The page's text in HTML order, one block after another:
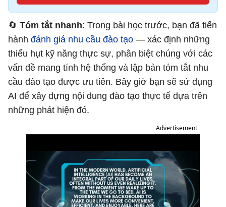
🔄 Tóm tắt nhanh: Trong bài học trước, bạn đã tiến
hành đánh giá nhu cầu đào tạo — xác định những
thiếu hụt kỹ năng thực sự, phân biệt chúng với các
vấn đề mang tính hệ thống và lập bản tóm tắt nhu
cầu đào tạo được ưu tiên. Bây giờ bạn sẽ sử dụng
AI để xây dựng nội dung đào tạo thực tế dựa trên
những phát hiện đó.
Advertisement